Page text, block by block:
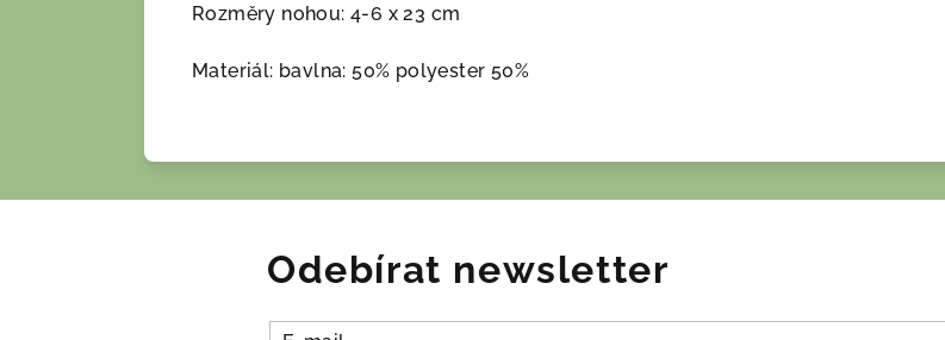
Rozměry nohou: 4-6 x 23 cm
Materiál: bavlna: 50% polyester 50%
Odebírat newsletter